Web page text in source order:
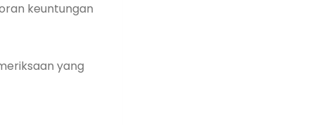
keuntungan
yang